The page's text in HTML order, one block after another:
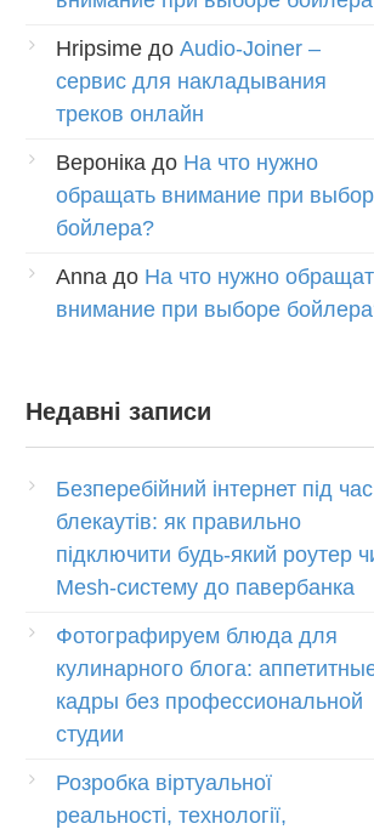
Hripsime до Audio-Joiner –
сервис для накладывания
треков онлайн
Вероніка до На что нужно
обращать внимание при
бойлера?
Anna до На что нужно
внимание при выборе
Недавні записи
Безперебійний інтернет під час
блекаутів: як правильно
підключити будь-який роутер
Mesh-систему до павербанка
Фотографируем блюда для
кулинарного блога:
кадры без профессиональной
студии
Розробка віртуальної
реальності, технології,